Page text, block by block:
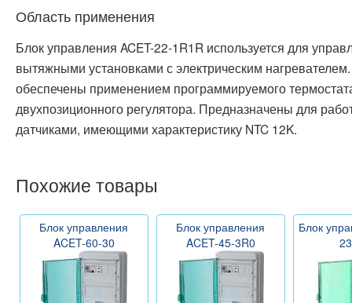
Область применения
Блок управления ACET-22-1R1R используется для
вытяжными установками с электрическим
обеспечены применением программируемого
двухпозиционного регулятора. Предназначены для
датчиками, имеющими характеристику NTC 12K.
Похожие товары
Блок управления
ACET-60-30
Блок управления
ACET-45-3R0
Блок